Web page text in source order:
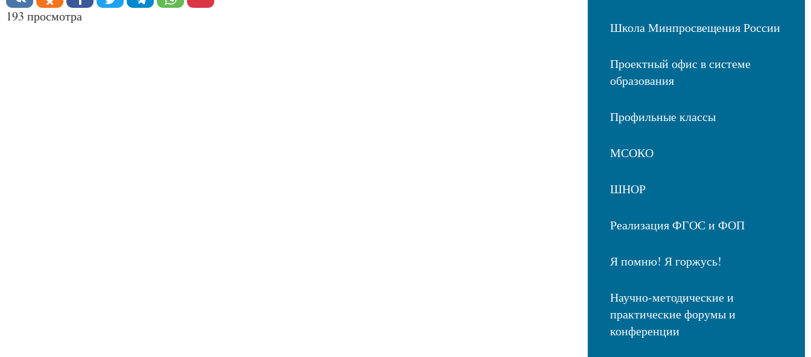
193 просмотра
Школа Минпросвещения России
Проектный офис в системе
образования
Профильные классы
МСОКО
ШНОР
Реализация ФГОС и ФОП
Я помню! Я горжусь!
Научно-методические и
практические форумы и
конференции